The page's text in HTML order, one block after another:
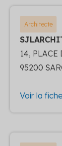
Architecte
14, PLACE
95200
Voir la